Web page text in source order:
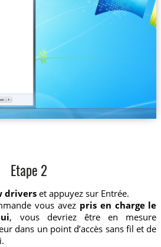
Etape 2
driverset appuyez sur Entrée.
vous avez pris en charge le
, vous devriez être en mesure
dans un point d’accès sans fil et de